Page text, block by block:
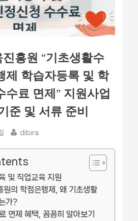
흥원 “기초생활수
제 학습자등록 및 학
수료 면제” 지원사업
준 및 서류 준비
By
dibira
및 직업교육 지원
원의 학점은행제, 왜 기초생활
가?
면제 혜택, 꼼꼼히 알아보기